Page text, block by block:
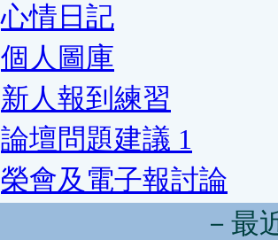
心情日記
個人圖庫
新人報到練習
論壇問題建議 1
榮會及電子報討論
－最